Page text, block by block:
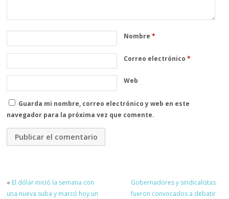
Nombre*
Correo electrónico*
Web
Guarda mi nombre, correo electrónico y web en este
navegador para la próxima vez que comente.
« El dólar inició la semana con
una nueva suba y marcó hoy un
Gobernadores y sindicalistas
fueron convocados a debatir